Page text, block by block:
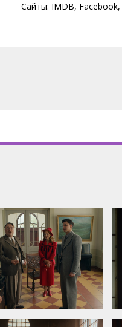
Сайты: IMDB, Facebook,